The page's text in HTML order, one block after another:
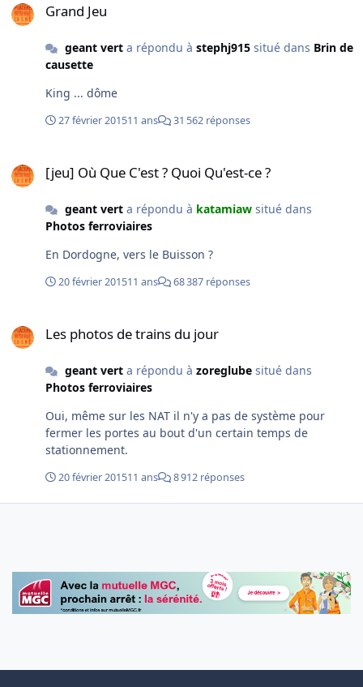
Grand Jeu
geant verta répondu à stephj915situé dans Brin de
causette
King ... dôme
27 février 201511 ans 31 562 réponses
[jeu] Où Que C'est ? Quoi Qu'est-ce ?
geant verta répondu à katamiawsitué dans
Photos ferroviaires
En Dordogne, vers le Buisson ?
20 février 201511 ans 68 387 réponses
Les photos de trains du jour
geant verta répondu à zoreglubesitué dans
Photos ferroviaires
Oui, même sur les NAT il n'y a pas de système pour
fermer les portes au bout d'un certain temps de
stationnement.
20 février 201511 ans 8 912 réponses